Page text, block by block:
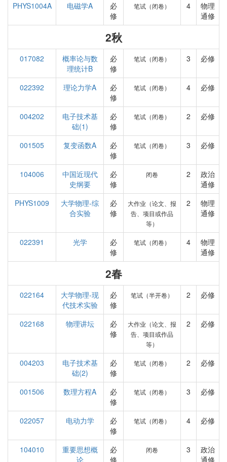
PHYS1004A
电磁学A
必
修
笔试（闭卷） 4
物理
通修
2秋
017082
概率论与数
理统计B
必
修
笔试（闭卷） 3 必修
022392 理论力学A
必
修
笔试（闭卷） 4 必修
004202
电子技术基
础(1)
必
修
笔试（闭卷） 2 必修
001505 复变函数A
必
修
笔试（闭卷） 3 必修
104006
中国近现代
史纲要
必
修
闭卷 2
政治
通修
PHYS1009
大学物理-综
合实验
必
修
大作业（论文、报
告、项目或作品
等）
2
物理
通修
022391 光学
必
修
笔试（闭卷） 4
物理
通修
2春
022164
大学物理-现
代技术实验
必
修
笔试（半开卷） 2 必修
022168 物理讲坛
必
修
大作业（论文、报
告、项目或作品
等）
2 必修
004203
电子技术基
础(2)
必
修
笔试（闭卷） 2 必修
001506 数理方程A
必
修
笔试（闭卷） 3 必修
022057 电动力学
必
修
笔试（闭卷） 4 必修
104010
重要思想概
论
必
修
闭卷 3
政治
通修